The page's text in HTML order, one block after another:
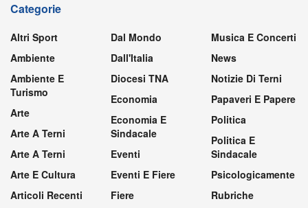
Categorie
Altri Sport
Ambiente
Ambiente E
Turismo
Arte
Arte A Terni
Arte A Terni
Arte E Cultura
Articoli Recenti
Dal Mondo
Dall'Italia
Diocesi TNA
Economia
Economia E
Sindacale
Eventi
Eventi E Fiere
Fiere
Musica E Concerti
News
Notizie Di Terni
Papaveri E Papere
Politica
Politica E
Sindacale
Psicologicamente
Rubriche